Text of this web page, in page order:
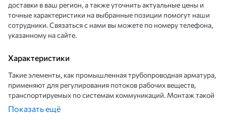
доставки в ваш регион, а также уточнить актуальные цены и
точные характеристики на выбранные позиции помогут наши
сотрудники. Связаться с нами вы можете по номеру телефона,
указанному на сайте.
Характеристики
Такие элементы, как промышленная трубопроводная арматура,
применяют для регулирования потоков рабочих веществ,
транспортируемых по системам коммуникаций. Монтаж такой
продукции производится непосредственно на стенку сосуда,
агрегата или трубопроводных коммуникационных систем.
Показать ещё